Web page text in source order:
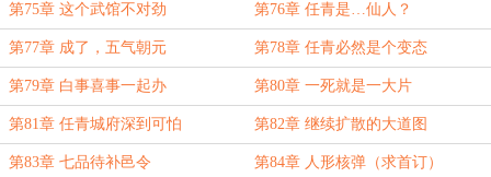
第75章 这个武馆不对劲 第76章 任青是…仙人？
第77章 成了，五气朝元 第78章 任青必然是个变态
第79章 白事喜事一起办 第80章 一死就是一大片
第81章 任青城府深到可怕 第82章 继续扩散的大道图
第83章 七品待补邑令 第84章 人形核弹（求首订）